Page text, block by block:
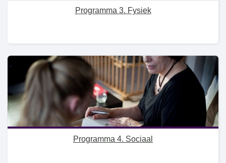
Programma 3. Fysiek
Programma 4. Sociaal